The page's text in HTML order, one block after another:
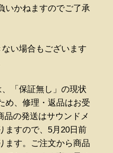
いかねますのでご了承
い場合もございます
「保証無し」の現状
め、修理・返品はお受
品の発送はサウンドメ
ますので、5月20日前
ます。ご注文から商品